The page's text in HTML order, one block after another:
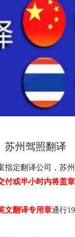
苏州驾照翻译
指定翻译公司，苏
付或半小时内将盖
文翻译专用章通行